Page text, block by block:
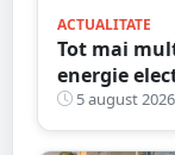
ACTUALITATE
Tot mai
energie
măsuri. Cu
primari
5 august 2026